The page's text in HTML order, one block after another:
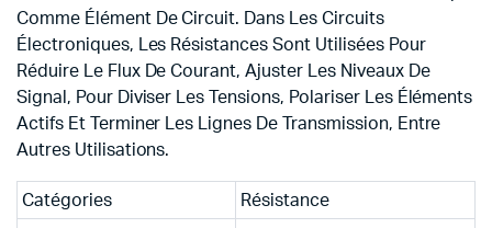
Comme Élément De Circuit.
Dans Les Circuits
Électroniques, Les Résistances Sont Utilisées Pour
Réduire Le Flux De Courant, Ajuster Les Niveaux De
Signal, Pour Diviser Les Tensions, Polariser Les Éléments
Actifs Et Terminer Les Lignes De Transmission, Entre
Autres Utilisations.
Catégories Résistance